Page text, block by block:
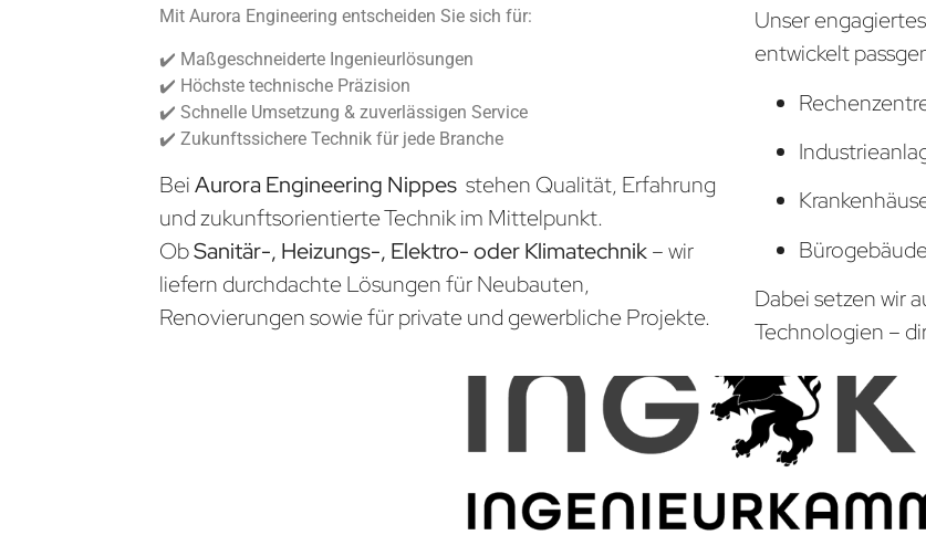
Mit Aurora Engineering entscheiden Sie sich für:
✔️ Maßgeschneiderte Ingenieurlösungen
✔️ Höchste technische Präzision
✔️ Schnelle Umsetzung & zuverlässigen Service
✔️ Zukunftssichere Technik für jede Branche
BeiAurora Engineering Nippes stehen Qualität, Erfahrung
und zukunftsorientierte Technik im Mittelpunkt.
ObSanitär-, Heizungs-, Elektro- oder Klimatechnik– wir
liefern durchdachte Lösungen für Neubauten,
Renovierungen sowie für private und gewerbliche Projekte.
Unser
entwickelt
Dabei setzen wir
Technologien –